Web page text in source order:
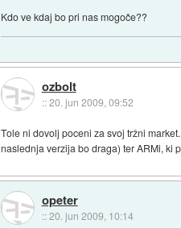
Kdo ve kdaj bo pri nas mogoče??
ozbolt
::20. jun 2009, 09:52
Tole ni dovolj poceni za svoj tržni
naslednja verzija bo draga) ter ARMi, ki
opeter
::20. jun 2009, 10:14